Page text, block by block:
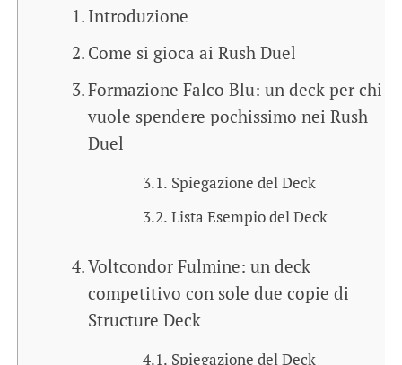
Introduzione
Come si gioca ai Rush Duel
Formazione Falco Blu: un deck per chi
vuole spendere pochissimo nei Rush
Duel
Spiegazione del Deck
Lista Esempio del Deck
Voltcondor Fulmine: un deck
competitivo con sole due copie di
Structure Deck
Spiegazione del Deck